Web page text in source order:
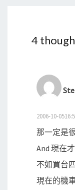
4
2006-10-
那一定是
And 現在
不如買台
現在的機